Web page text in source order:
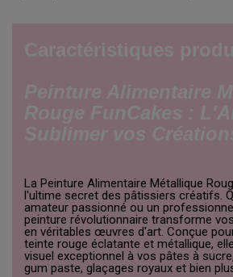
La Peinture Alimentaire Métallique
l'ultime secret des pâtissiers créatifs.
amateur passionné ou un
peinture révolutionnaire transforme
en véritables œuvres d'art. Conçue
teinte rouge éclatante et métallique,
visuel exceptionnel à vos pâtes à
gum paste, glaçages royaux et bien